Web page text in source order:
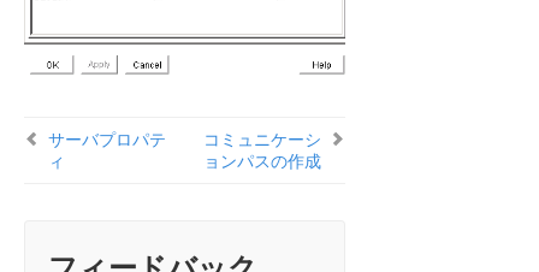
サーバプロパテ
ィ
コミュニケーシ
ョンパスの作成